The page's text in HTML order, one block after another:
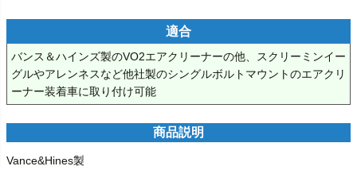
適合
バンス＆ハインズ製のVO2エアクリーナーの他、スクリーミンイー
グルやアレンネスなど他社製のシングルボルトマウントのエアクリ
ーナー装着車に取り付け可能
商品説明
Vance&Hines製